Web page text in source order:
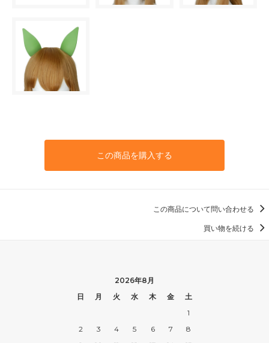
この商品を購入する
この商品について問い合わせる
買い物を続ける
2026年8月
日
月 火 水 木 金
土
1
2
3 4 5 6 7
8